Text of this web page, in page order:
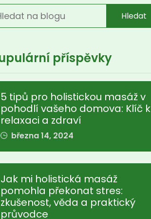
Hledat
příspěvky
5 tipů pro holistickou masáž v
pohodlí vašeho domova: Klíč k
relaxaci a zdraví
března 14, 2024
Jak mi holistická masáž
pomohla překonat stres:
zkušenost, věda a praktický
průvodce